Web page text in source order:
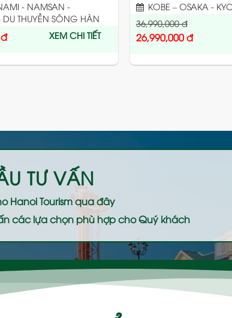
- NAMSAN -
DU THUYỀN SÔNG HÀN
XEM CHI TIẾT
KOBE – OSAKA -
36,990,000đ
26,990,000đ
TƯ VẤN
Hanoi Tourismqua đây
các lựa chọn phù hợp cho Quý khách